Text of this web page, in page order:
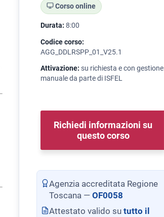
Corso online
Durata: 8:00
Codice corso:
AGG_DDLRSPP_01_V25.1
Attivazione: su richiesta e con gestione
manuale da parte di ISFEL
Richiedi informazioni su
questo corso
Agenzia accreditata Regione
Toscana —OF0058
Attestato valido sututto il